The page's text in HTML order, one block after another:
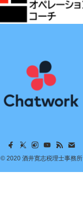
©2020 酒井寛志税理士事務所